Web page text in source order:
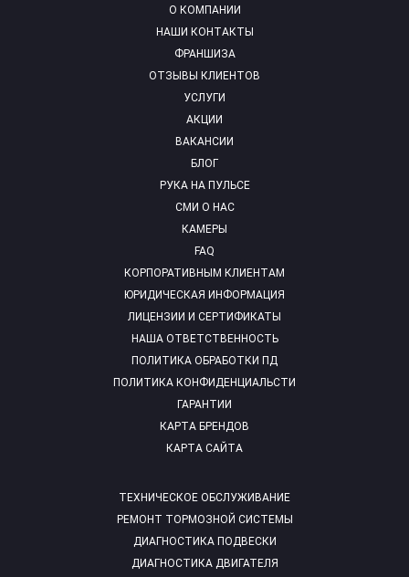
О КОМПАНИИ
НАШИ КОНТАКТЫ
ФРАНШИЗА
ОТЗЫВЫ КЛИЕНТОВ
УСЛУГИ
АКЦИИ
ВАКАНСИИ
БЛОГ
РУКА НА ПУЛЬСЕ
СМИ О НАС
КАМЕРЫ
FAQ
ТЕХНИЧЕСКОЕ ОБСЛУЖИВАНИЕ
РЕМОНТ ТОРМОЗНОЙ СИСТЕМЫ
ДИАГНОСТИКА ПОДВЕСКИ
ДИАГНОСТИКА ДВИГАТЕЛЯ
КОРПОРАТИВНЫМ КЛИЕНТАМ
ЮРИДИЧЕСКАЯ ИНФОРМАЦИЯ
ЛИЦЕНЗИИ И СЕРТИФИКАТЫ
НАША ОТВЕТСТВЕННОСТЬ
ПОЛИТИКА ОБРАБОТКИ ПД
ПОЛИТИКА КОНФИДЕНЦИАЛЬСТИ
ГАРАНТИИ
КАРТА БРЕНДОВ
КАРТА САЙТА